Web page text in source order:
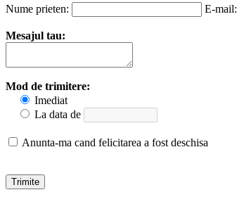
Nume prieten: E-mail:
Mesajul tau:
Mod de trimitere:
Imediat
La data de
Anunta-ma cand felicitarea a fost deschisa